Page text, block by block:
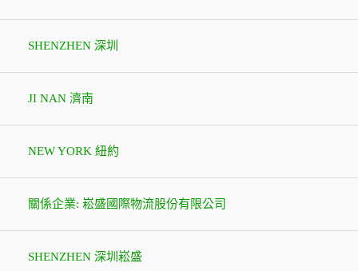
SHENZHEN 深圳
JI NAN 濟南
NEW YORK 紐約
關係企業: 崧盛國際物流股份有限公司
SHENZHEN 深圳崧盛